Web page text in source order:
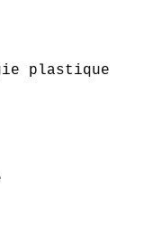
plastique